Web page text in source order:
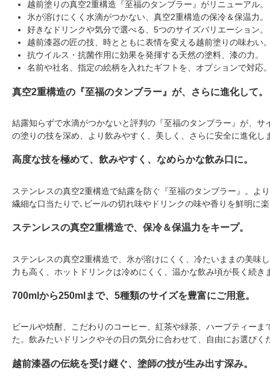
越前塗りの真空2重構造『至福のタンブラー』がリニューアル。
氷が溶けにくく水滴がつかない、真空2重構造の保冷＆保温力。
好きなドリンクや気分で選べる、5つのサイズバリエーション。
越前漆器の匠の技、時とともに表情を変える越前塗りの味わい
抗ウイルス・抗菌作用に効果を発揮する天然の塗料、漆の力。
名前や社名、指定の絵柄を入れたギフトを、オプションで対応
真空2重構造の『至福のタンブラー』が、さらに進化して。
結露知らずで水滴がつかないと評判の『至福のタンブラー』が、
の塗りの技を深め、より飲みやすく、美しく、さらに安全に進化し
高度な技を極めて、飲みやすく、なめらかな飲み口に。
ステンレスの真空2重構造で結露を防ぐ『至福のタンブラー』。よ
繊細な口当たりで､ビールの切れ味やドリンクの味や香りを鮮明に
ステンレスの真空2重構造で、保冷＆保温力をキープ。
ステンレスの真空2重構造で、氷が溶けにくく、冷たいままの美味
力も高く、ホットドリンクは冷めにくく、温かな飲み頃が長く続き
700mlから250mlまで、5種類のサイズを豊富にご用意。
ビールや焼酎、こだわりのコーヒー、紅茶や緑茶、ハーブティー
た。飲みたいドリンクやその日の気分に合わせて、自由にお選びく
越前漆器の伝統を受け継ぐ、塗師の技が生み出す深み。